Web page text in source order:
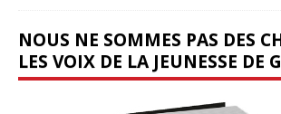
NOUS NE SOMMES PAS DES
LES VOIX DE LA JEUNESSE DE